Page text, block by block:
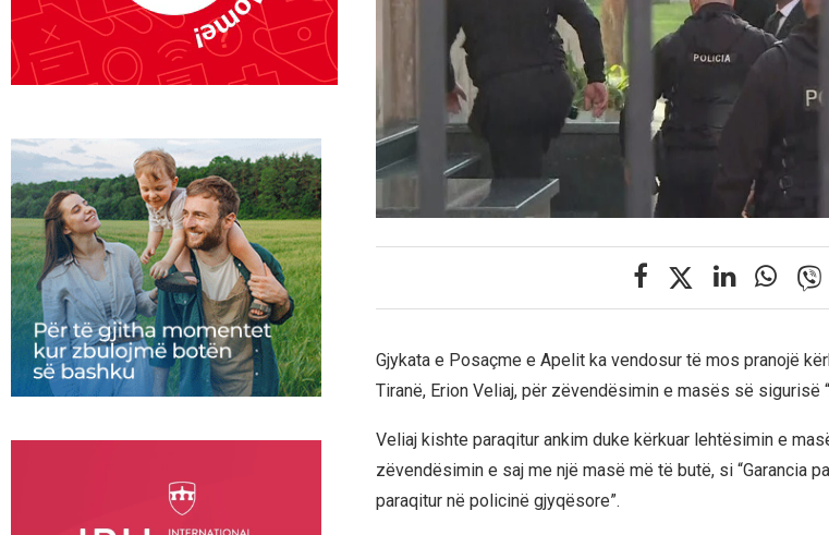
Gjykata e Posaçme e Apelit ka vendosur të mos pranojë
Tiranë, Erion Veliaj, për zëvendësimin e masës së sigurisë
Veliaj kishte paraqitur ankim duke kërkuar lehtësimin e
zëvendësimin e saj me një masë më të butë, si “Garancia
paraqitur në policinë gjyqësore”.